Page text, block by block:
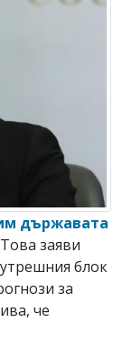
държавата
заяви
блок
за
че